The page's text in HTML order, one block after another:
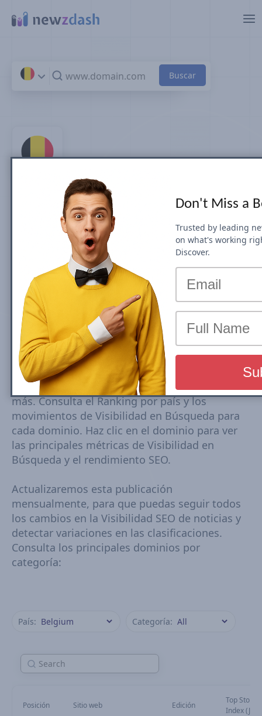
Top 100 sitios de noticias y
editoriales de en Belgium
por Visibilidad en Búsqueda (July 2026)
Las clasificaciones de los sitios de noticias de
Belgium se basan en la Visibilidad en Búsqueda
móvil de Google en Top Stories (News Box)
Carousel. La Visibilidad en Búsqueda se basa en
un conjunto dinámico de palabras clave
extraídas de tendencias monitorizadas cada 15-
30 minutos. Las puntuaciones de Visibilidad se
calculan en función de las posiciones, el CTR
estimado, el número de URLs posicionadas y
más. Consulta el Ranking por país y los
movimientos de Visibilidad en Búsqueda para
cada dominio. Haz clic en el dominio para ver
las principales métricas de Visibilidad en
Búsqueda y el rendimiento SEO.
Actualizaremos esta publicación
mensualmente, para que puedas seguir todos
los cambios en la Visibilidad SEO de noticias y
detectar variaciones en las clasificaciones.
Consulta los principales dominios por
categoría:
País: Categoría:
Posición Sitio web Edición
Top
Index (July)
Don't Miss a
Trusted by leading
on what's working
Discover.